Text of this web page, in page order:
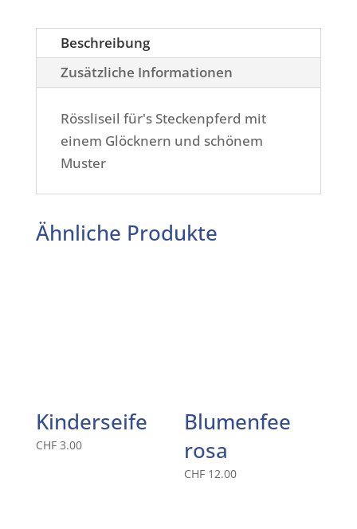
Beschreibung
Zusätzliche Informationen
Rössliseil für's Steckenpferd mit
einem Glöcknern und schönem
Muster
Ähnliche Produkte
Kinderseife
CHF3.00
Blumenfee
rosa
CHF 12.00